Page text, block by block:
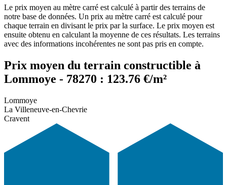
Le prix moyen au mètre carré est calculé à partir des terrains de
notre base de données. Un prix au mètre carré est calculé pour
chaque terrain en divisant le prix par la surface. Le prix moyen est
ensuite obtenu en calculant la moyenne de ces résultats. Les terrains
avec des informations incohérentes ne sont pas pris en compte.
Prix moyen du terrain constructible à
Lommoye - 78270 : 123.76 €/m²
Lommoye
La Villeneuve-en-Chevrie
Cravent